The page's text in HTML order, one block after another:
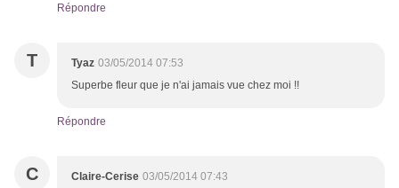
Répondre
T Tyaz 03/05/2014 07:53
Superbe fleur que je n'ai jamais vue chez moi !!
Répondre
C Claire-Cerise 03/05/2014 07:43